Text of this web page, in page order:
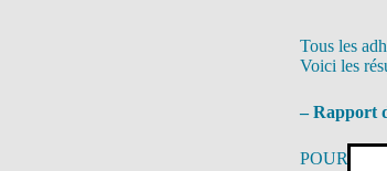
Tous les
Voici les
– Rapport
POUR :